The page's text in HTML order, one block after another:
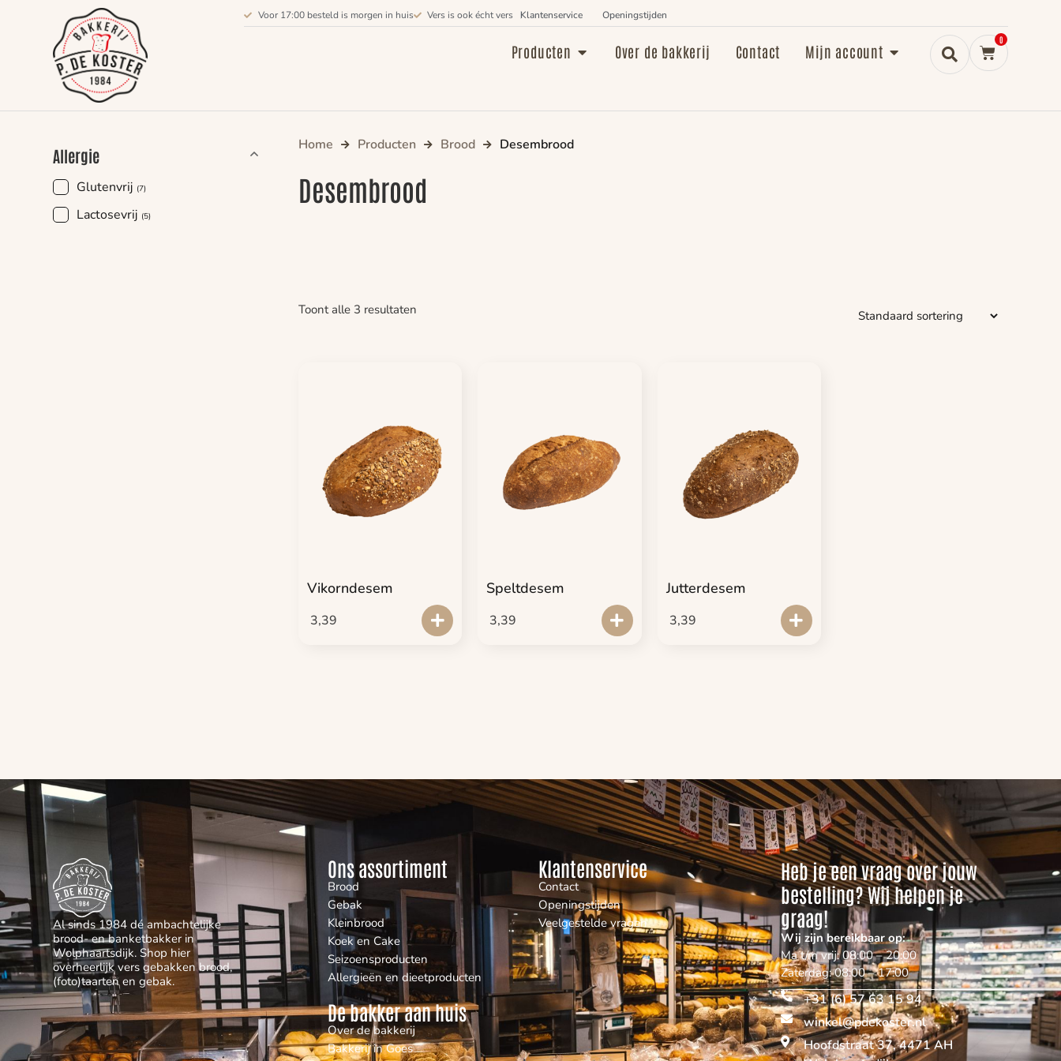
Voor 17:00 besteld is morgen in huis Vers is ook écht vers Klantenservice Openingstijden
Producten Over de bakkerij Contact Mijn account
0
Allergie
Glutenvrij (7)
Lactosevrij (5)
Home Producten Brood Desembrood
Desembrood
Toont alle 3 resultaten
Vikorndesem
3,39
Speltdesem
3,39
Jutterdesem
3,39
Al sinds 1984 dé ambachtelijke
brood- en banketbakker in
Wolphaartsdijk. Shop hier
overheerlijk vers gebakken brood,
(foto)taarten en gebak.
Ons assortiment
Brood
Gebak
Kleinbrood
Koek en Cake
Seizoensproducten
Allergieën en dieetproducten
De bakker aan huis
Over de bakkerij
Bakkerij in Goes
Klantenservice
Contact
Openingstijden
Veelgestelde vragen
Heb je een vraag over jouw
bestelling? Wij helpen je
graag!
Wij zijn bereikbaar op:
Ma t/m vrij: 08:00 – 20:00
Zaterdag: 08:00 – 17:00
+31 (6) 57 63 15 94
winkel@pdekoster.nl
Hoofdstraat 37, 4471 AH